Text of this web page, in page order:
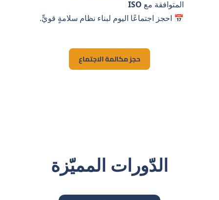
المتوافقة مع ISO
📅 احجز اجتماعًا اليوم لبناء نظام سلامةٍ قويٍّ.
حجز مكالمة الاجتماع
الدّورات المميّزة